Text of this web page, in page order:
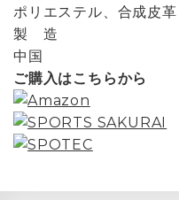
ポリエステル、合成皮革
製 造
中国
ご購入はこちらから